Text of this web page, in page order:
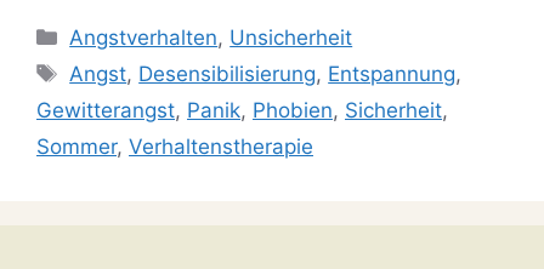
Angstverhalten, Unsicherheit
Angst, Desensibilisierung, Entspannung,
Gewitterangst, Panik, Phobien, Sicherheit,
Sommer, Verhaltenstherapie